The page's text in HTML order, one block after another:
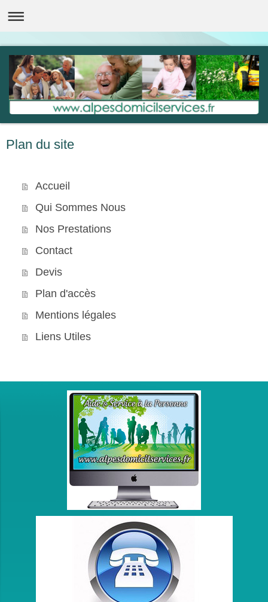
Plan du site
Accueil
Qui Sommes Nous
Nos Prestations
Contact
Devis
Plan d'accès
Mentions légales
Liens Utiles